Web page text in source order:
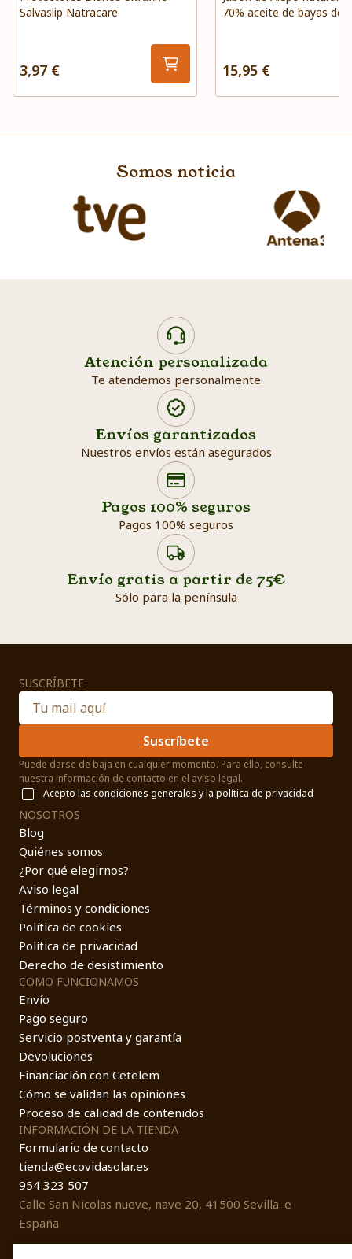
Salvaslip Natracare
3,97 €
70% aceite de bayas de
15,95 €
Somos noticia
Atención personalizada
Te atendemos personalmente
Envíos garantizados
Nuestros envíos están asegurados
Pagos 100% seguros
Pagos 100% seguros
Envío gratis a partir de 75€
Sólo para la península
Search products
SUSCRÍBETE
Suscríbete
Puede darse de baja en cualquier momento. Para ello, consulte
nuestra información de contacto en el aviso legal.
Acepto las condiciones generales y la política de privacidad
NOSOTROS
Blog
Quiénes somos
¿Por qué elegirnos?
Aviso legal
Términos y condiciones
Política de cookies
Política de privacidad
Derecho de desistimiento
COMO FUNCIONAMOS
Envío
Pago seguro
Servicio postventa y garantía
Devoluciones
Financiación con Cetelem
Cómo se validan las opiniones
Proceso de calidad de contenidos
INFORMACIÓN DE LA TIENDA
Formulario de contacto
tienda@ecovidasolar.es
954 323 507
Calle San Nicolas nueve, nave 20, 41500 Sevilla. e
España